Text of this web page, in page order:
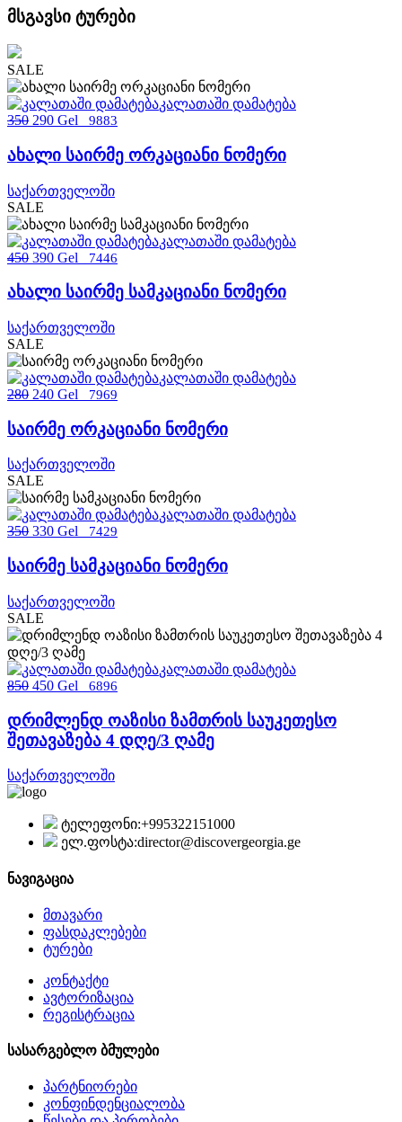
მსგავსი ტურები
SALE
კალათაში დამატება
350 290 Gel 9883
ახალი საირმე ორკაციანი ნომერი
საქართველოში
SALE
კალათაში დამატება
450 390 Gel 7446
ახალი საირმე სამკაციანი ნომერი
საქართველოში
SALE
კალათაში დამატება
280 240 Gel 7969
საირმე ორკაციანი ნომერი
საქართველოში
SALE
კალათაში დამატება
350 330 Gel 7429
საირმე სამკაციანი ნომერი
საქართველოში
SALE
კალათაში დამატება
850 450 Gel 6896
დრიმლენდ ოაზისი ზამთრის საუკეთესო
შეთავაზება 4 დღე/3 ღამე
საქართველოში
ტელეფონი:+995322151000
ელ.ფოსტა:director@discovergeorgia.ge
ნავიგაცია
მთავარი
ფასდაკლებები
ტურები
კონტაქტი
ავტორიზაცია
რეგისტრაცია
სასარგებლო ბმულები
პარტნიორები
კონფინდენციალობა